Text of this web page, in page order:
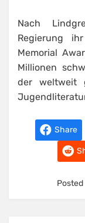
Nach
Regierung
Memorial
Millionen
der weltweit
Share
Posted